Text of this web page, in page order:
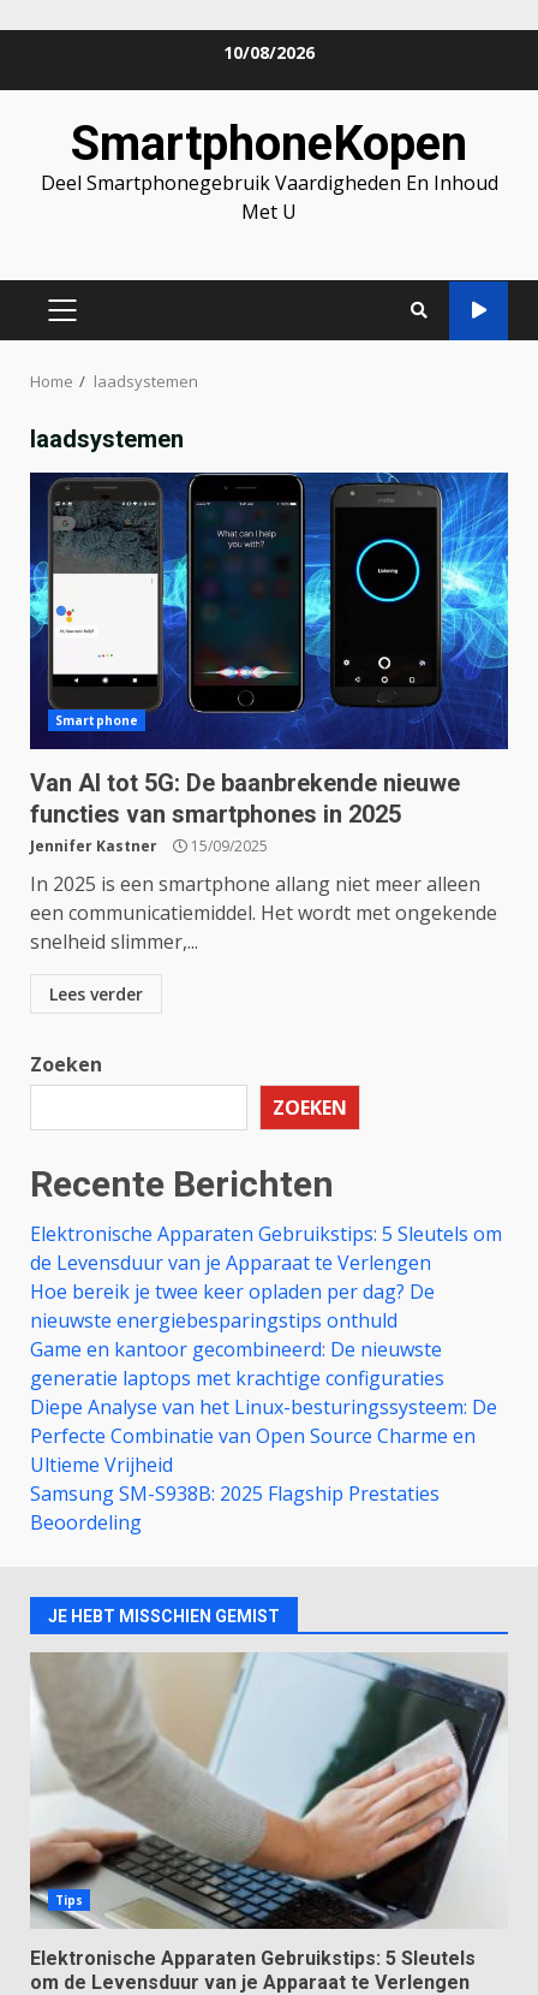
10/08/2026
SmartphoneKopen
Deel Smartphonegebruik Vaardigheden En Inhoud
Met U
PRIMARY
Home laadsystemen
laadsystemen
Smartphone
Van AI tot 5G: De baanbrekende nieuwe
functies van smartphones in 2025
Jennifer Kastner 15/09/2025
In 2025 is een smartphone allang niet meer alleen
een communicatiemiddel. Het wordt met ongekende
snelheid slimmer,...
Lees verder
Zoeken
ZOEKEN
Recente Berichten
Elektronische Apparaten Gebruikstips: 5 Sleutels om
de Levensduur van je Apparaat te Verlengen
Hoe bereik je twee keer opladen per dag? De
nieuwste energiebesparingstips onthuld
Game en kantoor gecombineerd: De nieuwste
generatie laptops met krachtige configuraties
Diepe Analyse van het Linux-besturingssysteem: De
Perfecte Combinatie van Open Source Charme en
Ultieme Vrijheid
Samsung SM-S938B: 2025 Flagship Prestaties
Beoordeling
JE HEBT MISSCHIEN GEMIST
Tips
Elektronische Apparaten Gebruikstips: 5 Sleutels
om de Levensduur van je Apparaat te Verlengen